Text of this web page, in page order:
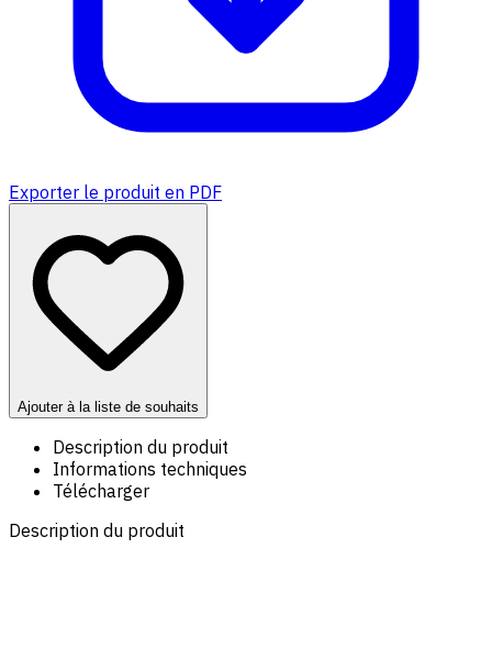
Exporter le produit en PDF
Ajouter à la liste de souhaits
Description du produit
Informations techniques
Télécharger
Description du produit